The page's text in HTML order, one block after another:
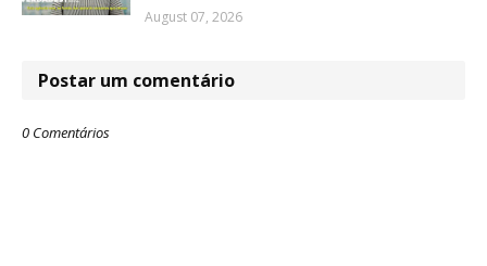
August 07, 2026
Postar um comentário
0 Comentários